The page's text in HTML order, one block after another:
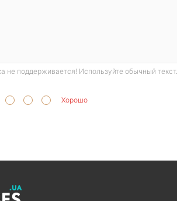
не поддерживается! Используйте обычный текст.
Хорошо